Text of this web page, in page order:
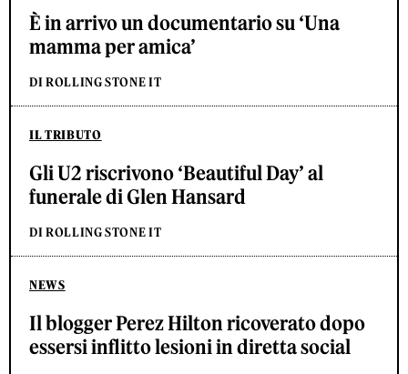
È in arrivo un documentario su ‘Una
mamma per amica’
DI ROLLING STONE IT
IL TRIBUTO
Gli U2 riscrivono ‘Beautiful Day’ al
funerale di Glen Hansard
DI ROLLING STONE IT
NEWS
Il blogger Perez Hilton ricoverato dopo
essersi inflitto lesioni in diretta social